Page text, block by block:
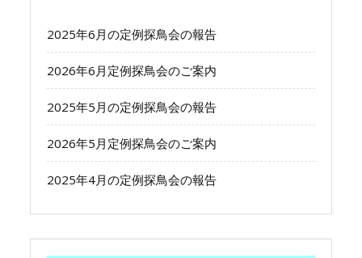
2025年6月の定例探鳥会の報告
2026年6月定例探鳥会のご案内
2025年5月の定例探鳥会の報告
2026年5月定例探鳥会のご案内
2025年4月の定例探鳥会の報告